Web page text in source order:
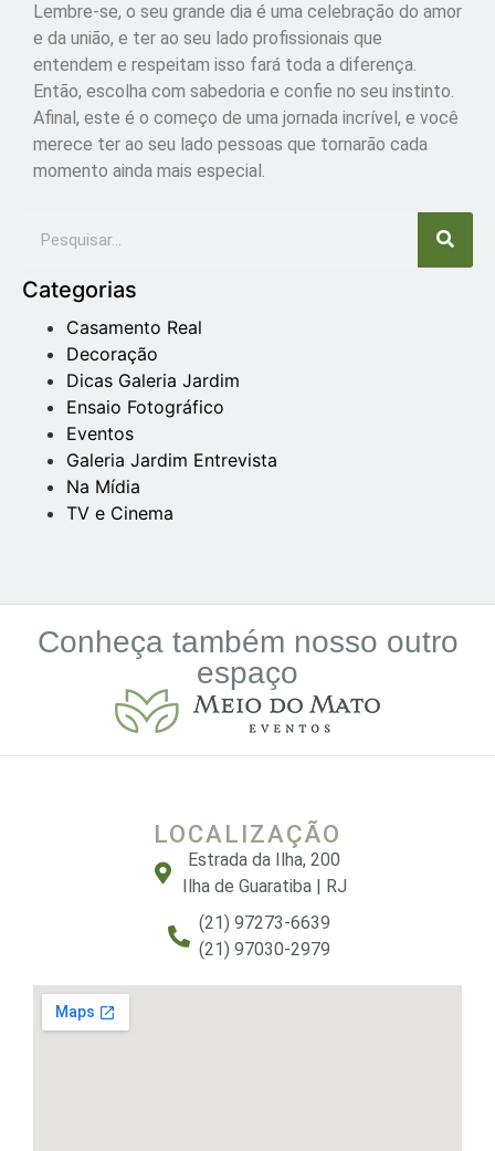
Lembre-se, o seu grande dia é uma celebração do amor
e da união, e ter ao seu lado profissionais que
entendem e respeitam isso fará toda a diferença.
Então, escolha com sabedoria e confie no seu instinto.
Afinal, este é o começo de uma jornada incrível, e você
merece ter ao seu lado pessoas que tornarão cada
momento ainda mais especial.
Categorias
Casamento Real
Decoração
Dicas Galeria Jardim
Ensaio Fotográfico
Eventos
Galeria Jardim Entrevista
Na Mídia
TV e Cinema
Conheça também nosso outro
espaço
LOCALIZAÇÃO
Estrada da Ilha, 200
Ilha de Guaratiba | RJ
(21) 97273-6639
(21) 97030-2979